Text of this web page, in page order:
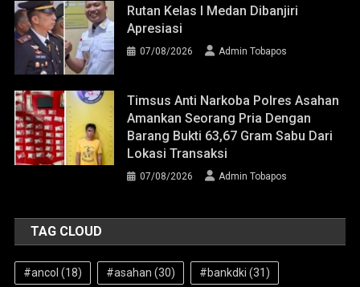
Rutan Kelas I Medan Dibanjiri
Apresiasi
07/08/2026 Admin Tobapos
Timsus Anti Narkoba Polres Asahan
Amankan Seorang Pria Dengan
Barang Bukti 63,67 Gram Sabu Dari
Lokasi Transaksi
07/08/2026 Admin Tobapos
TAG CLOUD
#ancol (18) #asahan (30) #bankdki (31)